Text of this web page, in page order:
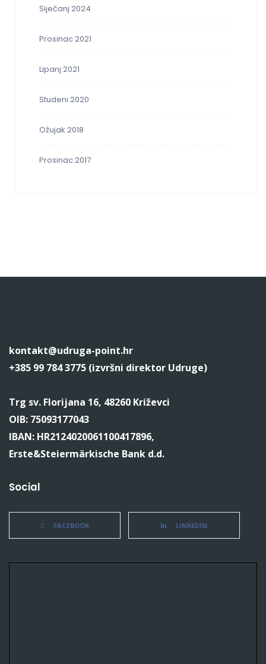
Siječanj 2024
Prosinac 2021
Lipanj 2021
Studeni 2020
Ožujak 2018
Prosinac 2017
kontakt@udruga-point.hr
+385 99 784 3775 (izvršni direktor Udruge)
Trg sv. Florijana 16, 48260 Križevci
OIB: 75093177043
IBAN: HR2124020061100417896,
Erste&Steiermärkische Bank d.d.
Social
FACEBOOK LINKEDIN